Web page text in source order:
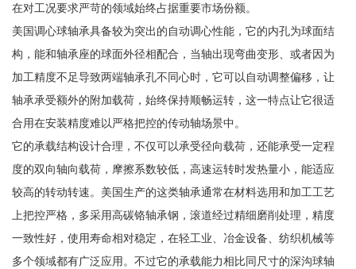
在对工况要求严苛的领域始终占据重要市场份额。
美国调心球轴承具备较为突出的自动调心性能，它的内孔为球面结
构，能和轴承座的球面外径相配合，当轴出现弯曲变形、或者因为
加工精度不足导致两端轴承孔不同心时，它可以自动调整偏移，让
轴承承受额外的附加载荷，始终保持顺畅运转，这一特点让它很适
合用在安装精度难以严格把控的传动轴场景中。
它的承载结构设计合理，不仅可以承受径向载荷，还能承受一定程
度的双向轴向载荷，摩擦系数较低，高速运转时发热量小，能适应
较高的转动转速。美国生产的这类轴承通常在材料选用和加工工艺
上把控严格，多采用高碳铬轴承钢，滚道经过精细磨削处理，精度
一致性好，使用寿命相对稳定，在轻工业、冶金设备、纺织机械等
多个领域都有广泛应用。不过它的承载能力相比同尺寸的深沟球轴